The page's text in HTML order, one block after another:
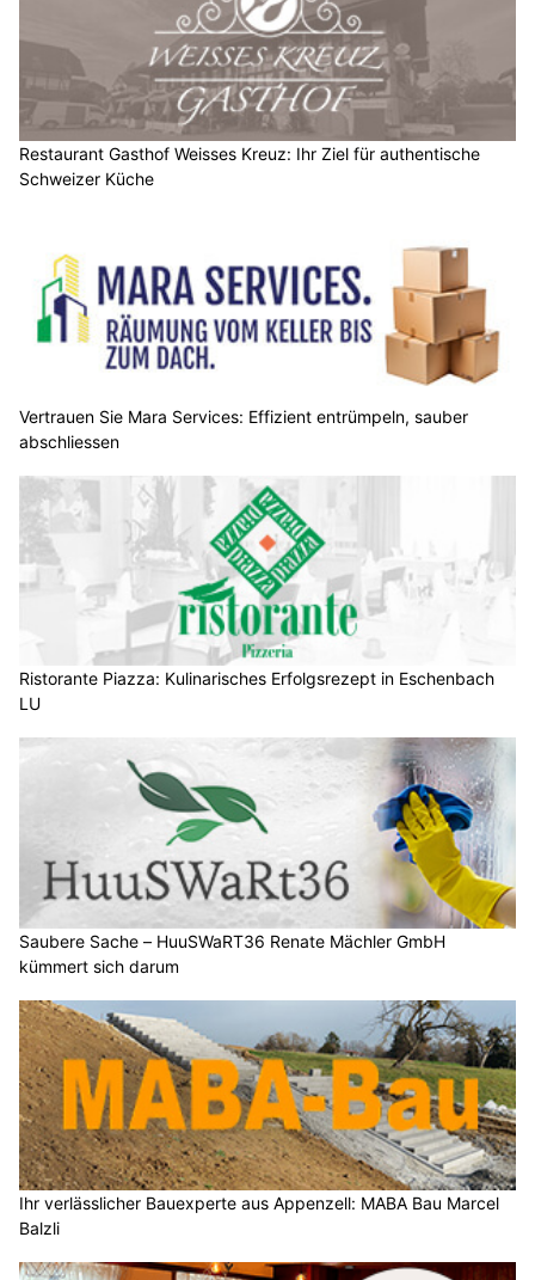
Restaurant Gasthof Weisses Kreuz: Ihr Ziel für authentische
Schweizer Küche
Vertrauen Sie Mara Services: Effizient entrümpeln, sauber
abschliessen
Ristorante Piazza: Kulinarisches Erfolgsrezept in Eschenbach
LU
Saubere Sache – HuuSWaRT36 Renate Mächler GmbH
kümmert sich darum
Ihr verlässlicher Bauexperte aus Appenzell: MABA Bau Marcel
Balzli